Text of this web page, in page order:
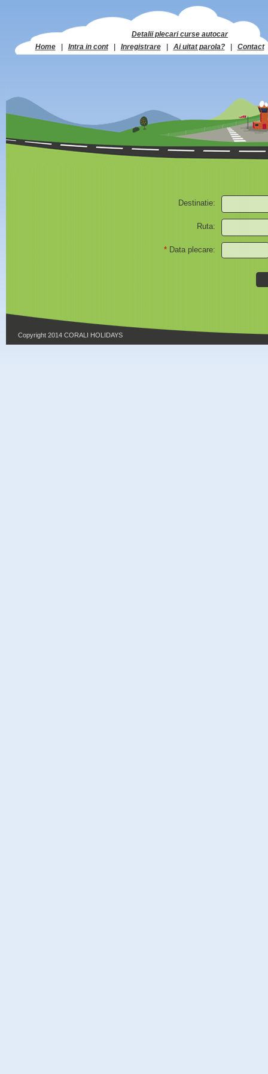
Detalii plecari curse autocar
Home
Intra in cont Inregistrare Ai uitat parola? Contact
Destinatie:
Ruta:
* Data plecare:
Copyright 2014 CORALI HOLIDAYS